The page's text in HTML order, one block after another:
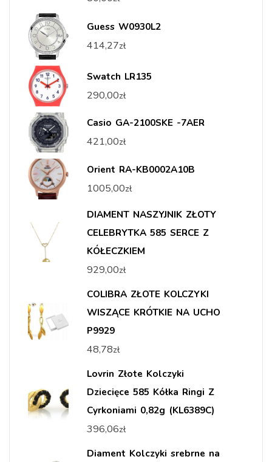
Guess W0930L2
414,27zł
Swatch LR135
290,00zł
Casio GA-2100SKE -7AER
421,00zł
Orient RA-KB0002A10B
1005,00zł
DIAMENT NASZYJNIK ZŁOTY
CELEBRYTKA 585 SERCE Z
KÓŁECZKIEM
929,00zł
COLIBRA ZŁOTE KOLCZYKI
WISZĄCE KRÓTKIE NA UCHO
P9929
48,78zł
Lovrin Złote Kolczyki
Dziecięce 585 Kółka Ringi Z
Cyrkoniami 0,82g (KL6389C)
396,06zł
Diament Kolczyki srebrne na